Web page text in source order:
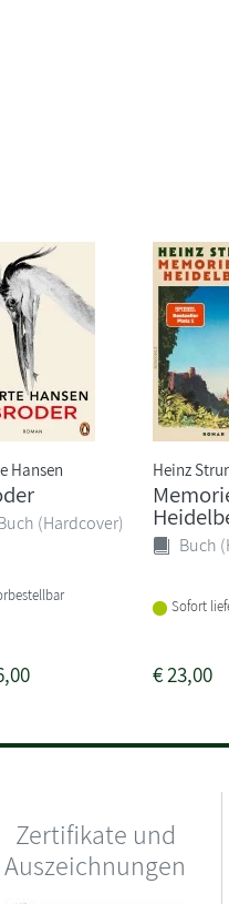
Hansen
(Hardcover)
Heinz
Buch
Sofort
€23,00
Zertifikate und
Auszeichnungen